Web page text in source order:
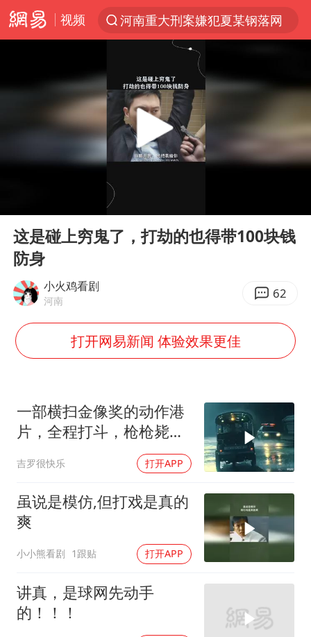
视频
河南重大刑案嫌犯夏某钢落网
光影经济撬动暑期消费新蓝海
新疆优化调整景区内自驾服务费
微信又有新功能，你可以“撤回”你的撤回了！
台当局重金为“台独”织“皇帝新衣”
酒店回应车内过夜被收150元
全民健身事业高质量发展
《欢迎来龙餐馆》口碑
WTT瑞典大满贯女单签表出炉
商场现钱学森巨幅海报 负责人回应
乐享全民健身 共筑健康中国
Play
这是碰上穷鬼了，打劫的也得带100块钱
防身
小火鸡看剧
河南 62
打开网易新闻 体验效果更佳
一部横扫金像奖的动作港
片，全程打斗，枪枪毙
命，连刷3遍，巨爽
吉罗很快乐 打开APP
虽说是模仿,但打戏是真的
爽
小小熊看剧 1跟贴 打开APP
讲真，是球网先动手
的！！！